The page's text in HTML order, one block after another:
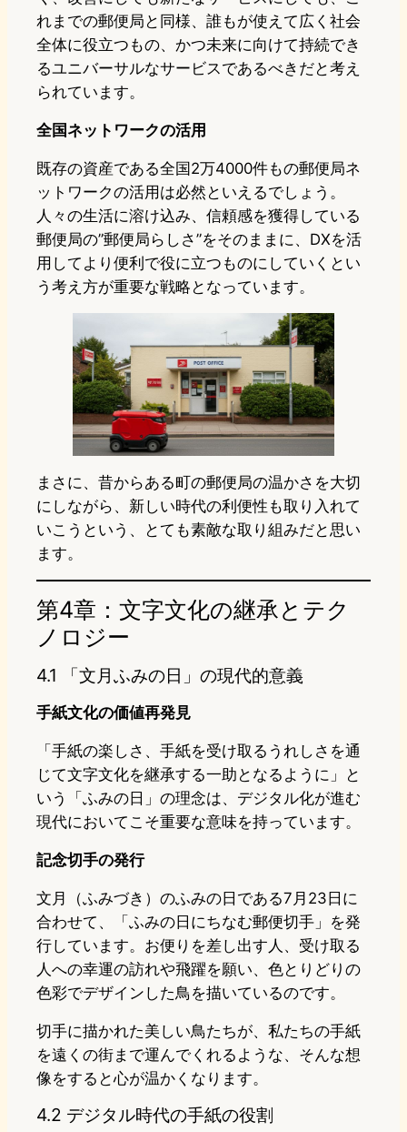
れまでの郵便局と同様、誰もが使えて広く社会
全体に役立つもの、かつ未来に向けて持続でき
るユニバーサルなサービスであるべきだと考え
られています。
全国ネットワークの活用
既存の資産である全国2万4000件もの郵便局ネ
ットワークの活用は必然といえるでしょう。
人々の生活に溶け込み、信頼感を獲得している
郵便局の”郵便局らしさ”をそのままに、DXを活
用してより便利で役に立つものにしていくとい
う考え方が重要な戦略となっています。
まさに、昔からある町の郵便局の温かさを大切
にしながら、新しい時代の利便性も取り入れて
いこうという、とても素敵な取り組みだと思い
ます。
第4章：文字文化の継承とテク
ノロジー
4.1 「文月ふみの日」の現代的意義
手紙文化の価値再発見
「手紙の楽しさ、手紙を受け取るうれしさを通
じて文字文化を継承する一助となるように」と
いう「ふみの日」の理念は、デジタル化が進む
現代においてこそ重要な意味を持っています。
記念切手の発行
文月（ふみづき）のふみの日である7月23日に
合わせて、「ふみの日にちなむ郵便切手」を発
行しています。お便りを差し出す人、受け取る
人への幸運の訪れや飛躍を願い、色とりどりの
色彩でデザインした鳥を描いているのです。
切手に描かれた美しい鳥たちが、私たちの手紙
を遠くの街まで運んでくれるような、そんな想
像をすると心が温かくなります。
4.2 デジタル時代の手紙の役割